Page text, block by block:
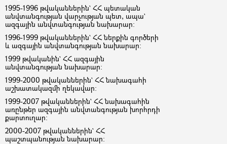
1995-1996 թվականներին` ՀՀ պետական
անվտանգության վարչության պետ, ապա`
ազգային անվտանգության նախարար:
1996-1999 թվականներին` ՀՀ ներքին գործերի
և ազգային անվտանգության նախարար:
1999 թվականին` ՀՀ ազգային
անվտանգության նախարար:
1999-2000 թվականներին` ՀՀ նախագահի
աշխատակազմի ղեկավար:
1999-2007 թվականներին` ՀՀ նախագահին
առընթեր ազգային անվտանգության խորհրդի
քարտուղար:
2000-2007 թվականներին` ՀՀ
պաշտպանության նախարար: